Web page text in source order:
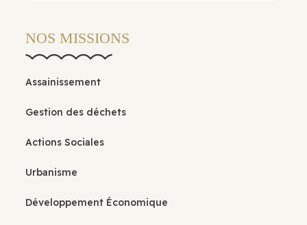
NOS MISSIONS
Assainissement
Gestion des déchets
Actions Sociales
Urbanisme
Développement Économique